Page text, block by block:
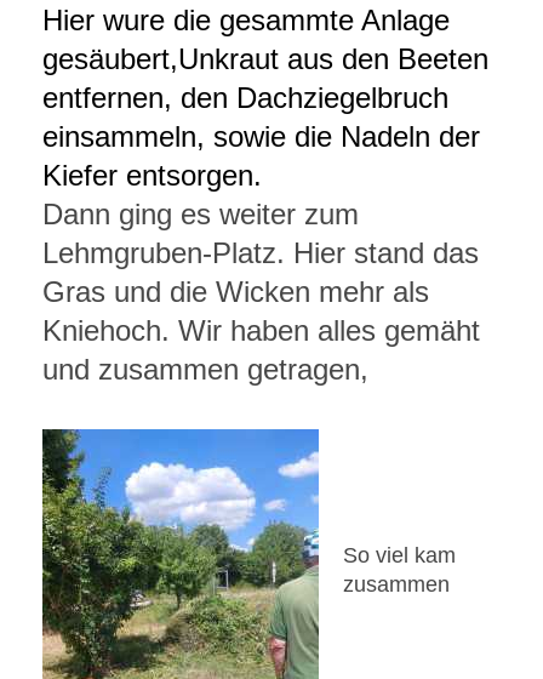
Hier wure die gesammte Anlage
gesäubert,Unkraut aus den Beeten
entfernen, den Dachziegelbruch
einsammeln, sowie die Nadeln der
Kiefer entsorgen.
Dann ging es weiter zum
Lehmgruben-Platz. Hier stand das
Gras und die Wicken mehr als
Kniehoch. Wir haben alles gemäht
und zusammen getragen,
So viel kam
zusammen